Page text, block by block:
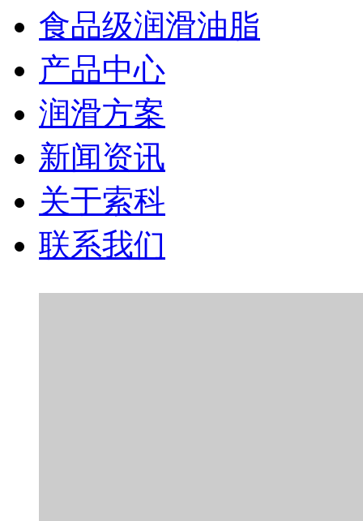
食品级润滑油脂
产品中心
润滑方案
新闻资讯
关于索科
联系我们